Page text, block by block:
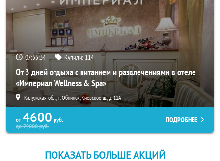
07:55:32 Купили:114
От 3 дней отдыха с питанием и развлечениями в отеле
«Империал Wellness & Spa»
Калужская обл., г. Обнинск, Киевское ш., д. 11А
от 4600 руб.
до79000руб.
ПОДРОБНЕЕ
ПОКАЗАТЬ БОЛЬШЕ АКЦИЙ